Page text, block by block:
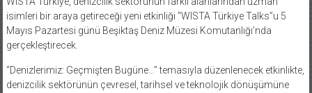
isimleri bir araya getireceği yeni etkinliği “WISTA Türkiye Talks”u 5
Mayıs Pazartesi günü Beşiktaş Deniz Müzesi Komutanlığı’nda
gerçekleştirecek.
“Denizlerimiz: Geçmişten Bugüne…” temasıyla düzenlenecek etkinlikte,
denizcilik sektörünün çevresel, tarihsel ve teknolojik dönüşümüne